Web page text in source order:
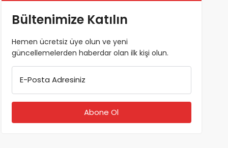
Bültenimize Katılın
Hemen ücretsiz üye olun ve yeni
güncellemelerden haberdar olan ilk kişi olun.
E-Posta Adresiniz